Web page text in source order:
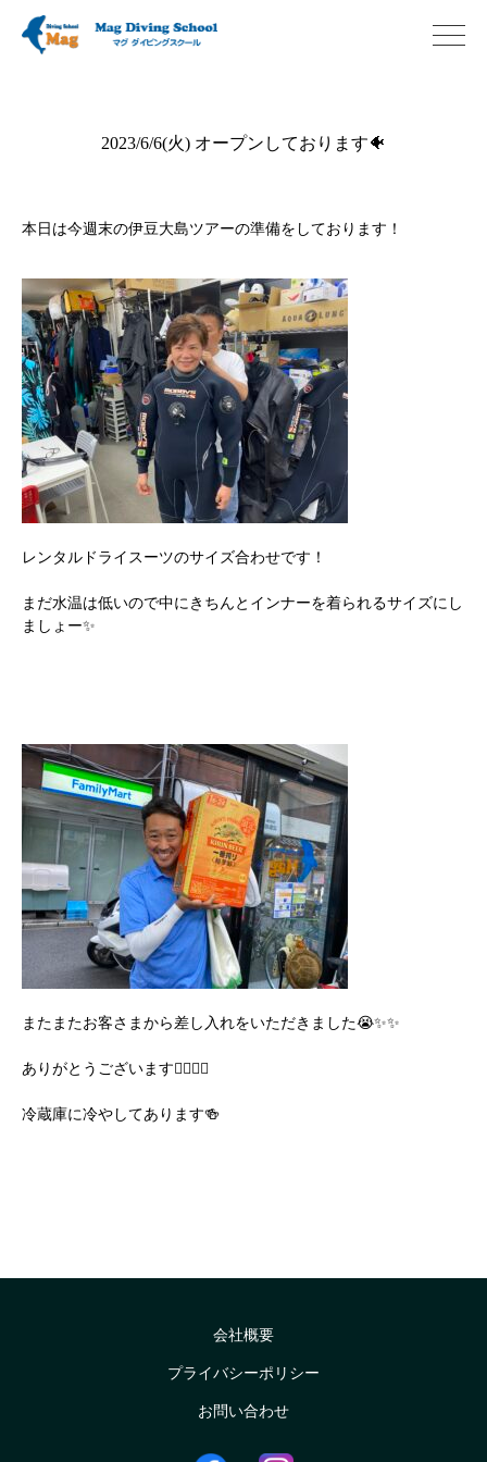
2023/6/6(火) オープンしております🐠
本日は今週末の伊豆大島ツアーの準備をしております！
レンタルドライスーツのサイズ合わせです！
まだ水温は低いので中にきちんとインナーを着られるサイズにし
ましょー✨
またまたお客さまから差し入れをいただきました😭✨✨
ありがとうございます🙇‍♀️✨✨
冷蔵庫に冷やしてあります🍻
会社概要
プライバシーポリシー
お問い合わせ